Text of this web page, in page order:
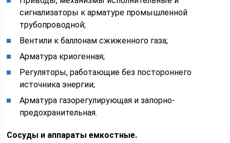
сигнализаторы к арматуре промышленной
трубопроводной;
Вентили к баллонам сжиженного газа;
Арматура криогенная;
Регуляторы, работающие без постороннего
источника энергии;
Арматура газорегулирующая и запорно-
предохранительная.
Сосуды и аппараты емкостные.